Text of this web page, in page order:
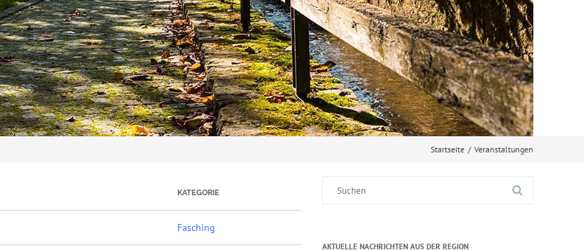
Startseite / Veranstaltungen
KATEGORIE
Fasching
AKTUELLE NACHRICHTEN AUS DER REGION